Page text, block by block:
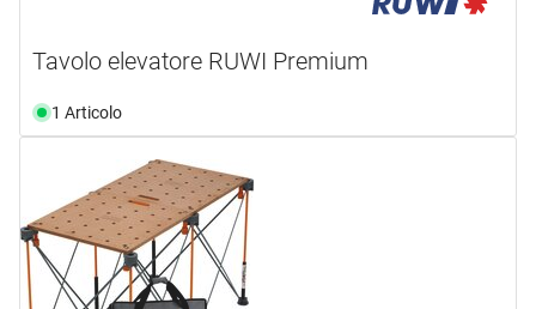
Tavolo elevatore RUWI Premium
1 Articolo